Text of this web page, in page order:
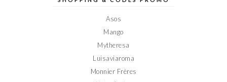
Asos
Mango
Mytheresa
Luisaviaroma
Monnier Frères